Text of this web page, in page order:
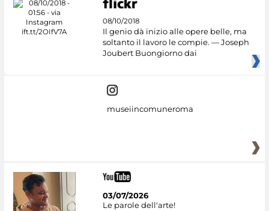
08/10/2018
Il genio dà inizio alle opere belle, ma
soltanto il lavoro le compie. — Joseph
Joubert Buongiorno dai
museiincomuneroma
03/07/2026
Le parole dell'arte!